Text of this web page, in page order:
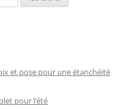
et pose pour une étanchéité
pour l’été